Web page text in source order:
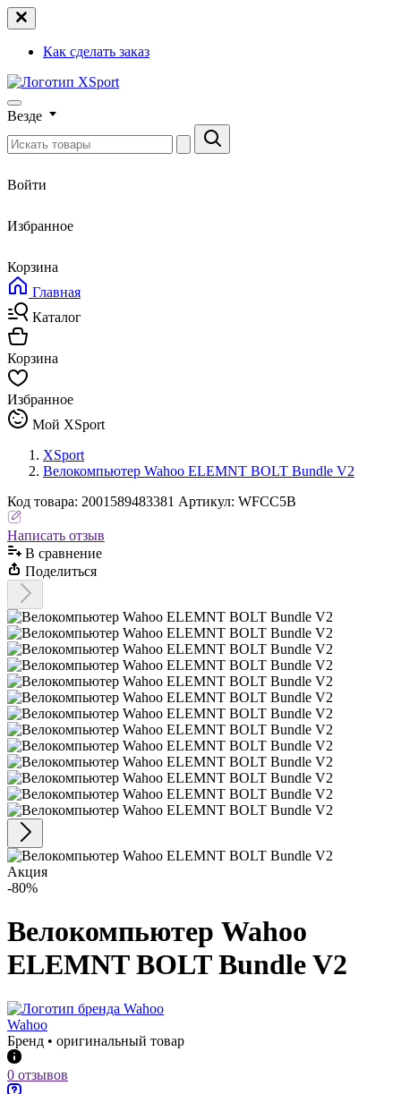
Как сделать заказ
Везде
Войти
Избранное
Корзина
Главная
Каталог
Корзина
Избранное
Мой XSport
XSport
Велокомпьютер Wahoo ELEMNT BOLT Bundle V2
Код товара: 2001589483381 Артикул: WFCC5B
Написать отзыв
В сравнениe
Поделиться
Акция
-80%
Велокомпьютер Wahoo
ELEMNT BOLT Bundle V2
Wahoo
Бренд • оригинальный товар
0 отзывов